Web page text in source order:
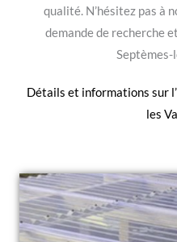
qualité. N’hésitez pas à
demande de recherche
Septèmes-
Détails et informations sur l’
les